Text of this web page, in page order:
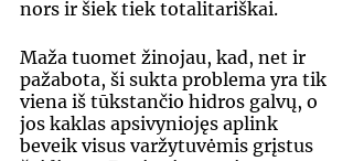
nors ir šiek tiek totalitariškai.
Maža tuomet žinojau, kad, net ir
pažabota, ši sukta problema yra tik
viena iš tūkstančio hidros galvų, o
jos kaklas apsivyniojęs aplink
beveik visus varžytuvėmis grįstus